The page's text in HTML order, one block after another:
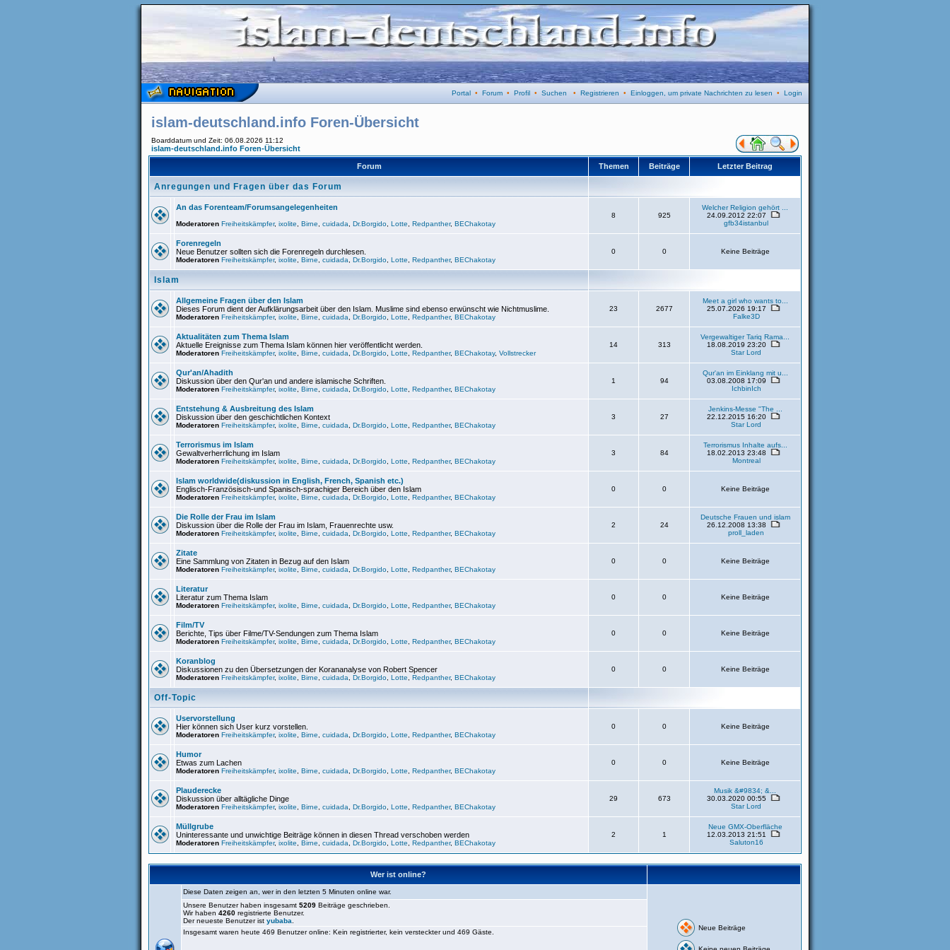
Portal • Forum • Profil • Suchen • Registrieren • Einloggen, um private Nachrichten zu lesen • Login
islam-deutschland.info Foren-Übersicht
Boarddatum und Zeit: 06.08.2026 11:12
islam-deutschland.info Foren-Übersicht
Forum Themen Beiträge Letzter Beitrag
Anregungen und Fragen über das Forum
An das Forenteam/Forumsangelegenheiten
Moderatoren Freiheitskämpfer, ixolite Birne cuidada Dr.Borgido Lotte Redpanther, BEChakotay
8 925
Welcher Religion gehört ...
24.09.2012 22:07
gfb34istanbul
Forenregeln
Neue Benutzer sollten sich die Forenregeln durchlesen.
Moderatoren Freiheitskämpfer, ixolite Birne cuidada Dr.Borgido Lotte Redpanther, BEChakotay
0 0 Keine Beiträge
Islam
Allgemeine Fragen über den Islam
Dieses Forum dient der Aufklärungsarbeit über den Islam. Muslime sind ebenso erwünscht wie Nichtmuslime.
Moderatoren Freiheitskämpfer, ixolite Birne cuidada Dr.Borgido Lotte Redpanther, BEChakotay
23 2677
Meet a girl who wants to...
25.07.2026 19:17
Falke3D
Aktualitäten zum Thema Islam
Aktuelle Ereignisse zum Thema Islam können hier veröffentlicht werden.
Moderatoren Freiheitskämpfer, ixolite Birne cuidada Dr.Borgido Lotte Redpanther, BEChakotay, Vollstrecker
14 313
Vergewaltiger Tariq Rama...
18.08.2019 23:20
Star Lord
Qur'an/Ahadith
Diskussion über den Qur'an und andere islamische Schriften.
Moderatoren Freiheitskämpfer, ixolite Birne cuidada Dr.Borgido Lotte Redpanther, BEChakotay
1 94
Qur'an im Einklang mit u...
03.08.2008 17:09
IchbinIch
Entstehung & Ausbreitung des Islam
Diskussion über den geschichtlichen Kontext
Moderatoren Freiheitskämpfer, ixolite Birne cuidada Dr.Borgido Lotte Redpanther, BEChakotay
3 27
Jenkins-Messe "The ...
22.12.2015 16:20
Star Lord
Terrorismus im Islam
Gewaltverherrlichung im Islam
Moderatoren Freiheitskämpfer, ixolite Birne cuidada Dr.Borgido Lotte Redpanther, BEChakotay
3 84
Terrorismus Inhalte aufs...
18.02.2013 23:48
Montreal
Islam worldwide(diskussion in English, French, Spanish etc.)
Englisch-Französisch-und Spanisch-sprachiger Bereich über den Islam
Moderatoren Freiheitskämpfer, ixolite Birne cuidada Dr.Borgido Lotte Redpanther, BEChakotay
0 0 Keine Beiträge
Die Rolle der Frau im Islam
Diskussion über die Rolle der Frau im Islam, Frauenrechte usw.
Moderatoren Freiheitskämpfer, ixolite Birne cuidada Dr.Borgido Lotte Redpanther, BEChakotay
2 24
Deutsche Frauen und islam
26.12.2008 13:38
proll_laden
Zitate
Eine Sammlung von Zitaten in Bezug auf den Islam
Moderatoren Freiheitskämpfer, ixolite Birne cuidada Dr.Borgido Lotte Redpanther, BEChakotay
0 0 Keine Beiträge
Literatur
Literatur zum Thema Islam
Moderatoren Freiheitskämpfer, ixolite Birne cuidada Dr.Borgido Lotte Redpanther, BEChakotay
0 0 Keine Beiträge
Film/TV
Berichte, Tips über Filme/TV-Sendungen zum Thema Islam
Moderatoren Freiheitskämpfer, ixolite Birne cuidada Dr.Borgido Lotte Redpanther, BEChakotay
0 0 Keine Beiträge
Koranblog
Diskussionen zu den Übersetzungen der Korananalyse von Robert Spencer
Moderatoren Freiheitskämpfer, ixolite Birne cuidada Dr.Borgido Lotte Redpanther, BEChakotay
0 0 Keine Beiträge
Off-Topic
Uservorstellung
Hier können sich User kurz vorstellen.
Moderatoren Freiheitskämpfer, ixolite Birne cuidada Dr.Borgido Lotte Redpanther, BEChakotay
0 0 Keine Beiträge
Humor
Etwas zum Lachen
Moderatoren Freiheitskämpfer, ixolite Birne cuidada Dr.Borgido Lotte Redpanther, BEChakotay
0 0 Keine Beiträge
Plauderecke
Diskussion über alltägliche Dinge
Moderatoren Freiheitskämpfer, ixolite Birne cuidada Dr.Borgido Lotte Redpanther, BEChakotay
29 673
Musik &#9834; &...
30.03.2020 00:55
Star Lord
Müllgrube
Uninteressante und unwichtige Beiträge können in diesen Thread verschoben werden
Moderatoren Freiheitskämpfer, ixolite Birne cuidada Dr.Borgido Lotte Redpanther, BEChakotay
2 1
Neue GMX-Oberfläche
12.03.2013 21:51
Saluton16
Wer ist online?
Diese Daten zeigen an, wer in den letzten 5 Minuten online war.
Neue Beiträge
Unsere Benutzer haben insgesamt 5209 Beiträge geschrieben.
Wir haben 4260 registrierte Benutzer.
Der neueste Benutzer ist yubaba
Insgesamt waren heute 469 Benutzer online: Kein registrierter, kein versteckter und 469 Gäste.